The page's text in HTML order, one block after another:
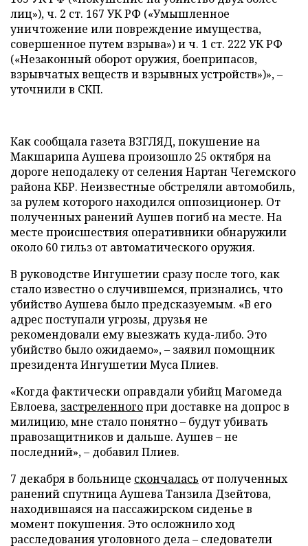
лиц»), ч. 2 ст. 167 УК РФ («Умышленное
уничтожение или повреждение имущества,
совершенное путем взрыва») и ч. 1 ст. 222 УК РФ
(«Незаконный оборот оружия, боеприпасов,
взрывчатых веществ и взрывных устройств»)», –
уточнили в СКП.
Как сообщала газета ВЗГЛЯД, покушение на
Макшарипа Аушева произошло 25 октября на
дороге неподалеку от селения Нартан Чегемского
района КБР. Неизвестные обстреляли автомобиль,
за рулем которого находился оппозиционер. От
полученных ранений Аушев погиб на месте. На
месте происшествия оперативники обнаружили
около 60 гильз от автоматического оружия.
В руководстве Ингушетии сразу после того, как
стало известно о случившемся, признались, что
убийство Аушева было предсказуемым. «В его
адрес поступали угрозы, друзья не
рекомендовали ему выезжать куда-либо. Это
убийство было ожидаемо», – заявил помощник
президента Ингушетии Муса Плиев.
«Когда фактически оправдали убийц Магомеда
Евлоева, застреленногопри доставке на допрос в
милицию, мне стало понятно – будут убивать
правозащитников и дальше. Аушев – не
последний», – добавил Плиев.
7 декабря в больнице скончалась от полученных
ранений спутница Аушева Танзила Дзейтова,
находившаяся на пассажирском сиденье в
момент покушения. Это осложнило ход
расследования уголовного дела – следователи